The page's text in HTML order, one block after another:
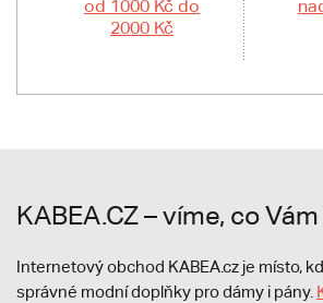
od 1000 Kč do
2000 Kč
KABEA.CZ – víme, co
Internetový obchod KABEA.cz je místo,
správné modní doplňky pro dámy i pány.